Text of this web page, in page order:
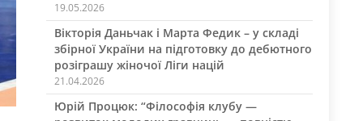
19.05.2026
Вікторія Даньчак і Марта Федик – у складі
збірної України на підготовку до дебютного
розіграшу жіночої Ліги націй
21.04.2026
Юрій Процюк: “Філософія клубу —